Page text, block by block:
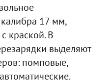
17 мм,
краской. В
выделяют
помповые,